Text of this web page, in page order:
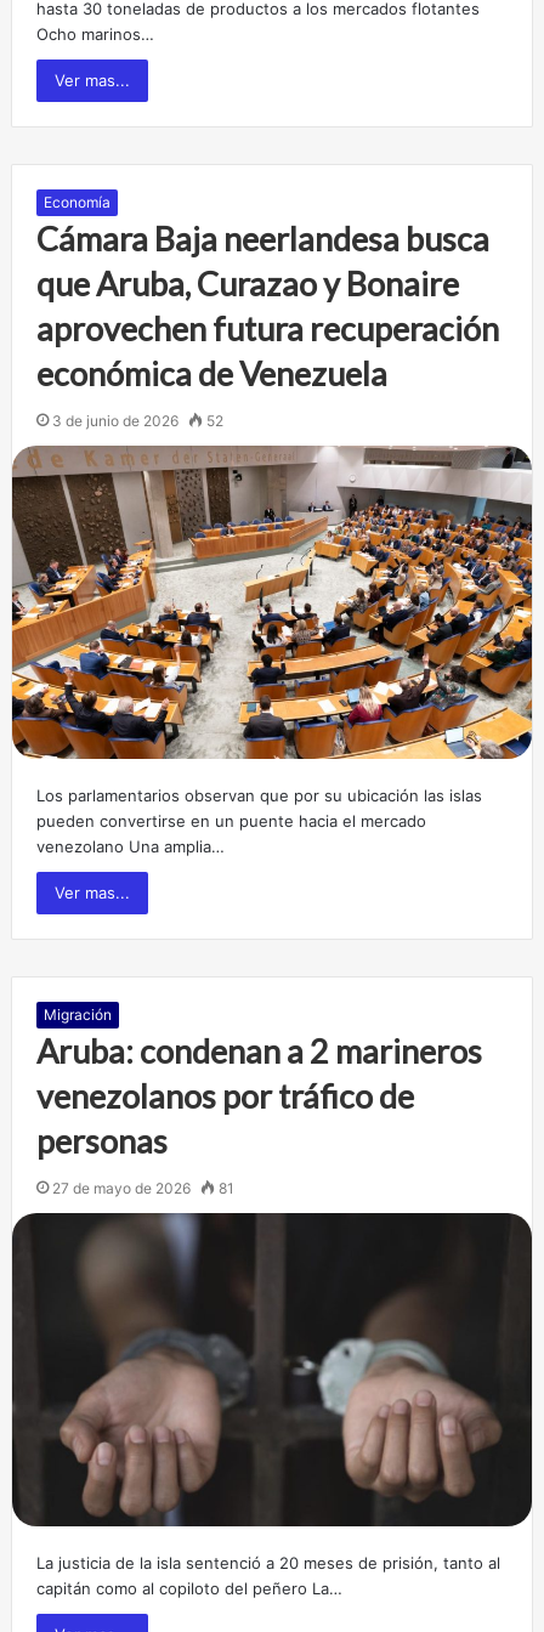
hasta 30 toneladas de productos a los mercados flotantes
Ocho marinos…
Ver mas...
Economía
Cámara Baja neerlandesa busca
que Aruba, Curazao y Bonaire
aprovechen futura recuperación
económica de Venezuela
3 de junio de 2026 52
Los parlamentarios observan que por su ubicación las islas
pueden convertirse en un puente hacia el mercado
venezolano Una amplia…
Ver mas...
Migración
Aruba: condenan a 2 marineros
venezolanos por tráfico de
personas
27 de mayo de 2026 81
La justicia de la isla sentenció a 20 meses de prisión, tanto al
capitán como al copiloto del peñero La…